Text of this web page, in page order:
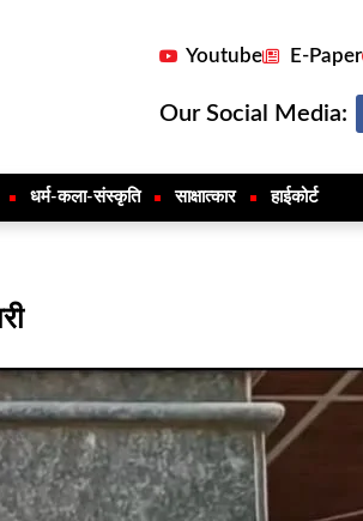
Youtube E-Paper
Our Social Media:
धर्म-कला-संस्कृति साक्षात्कार हाईकोर्ट